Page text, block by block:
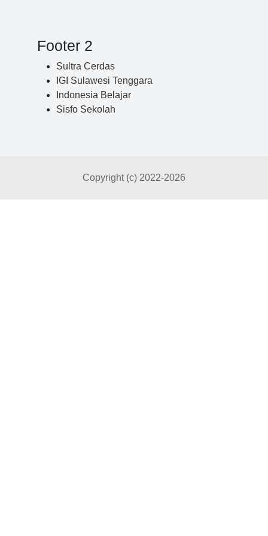
Footer 2
Sultra Cerdas
IGI Sulawesi Tenggara
Indonesia Belajar
Sisfo Sekolah
Copyright (c) 2022-2026